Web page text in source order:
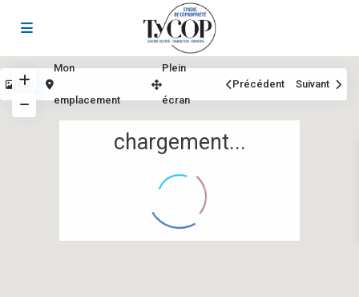
chargement...
Vue
Mon
emplacement
Plein
écran
Précédent Suivant